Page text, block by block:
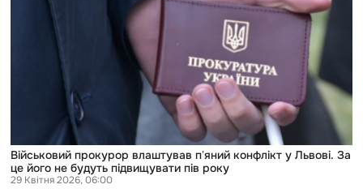
алкоголь
конфлікт
підвищувати
року
Військовий прокурор влаштував пʼяний конфлікт у Львові. За
це його не будуть підвищувати пів року
29 Квітня 2026, 06:00